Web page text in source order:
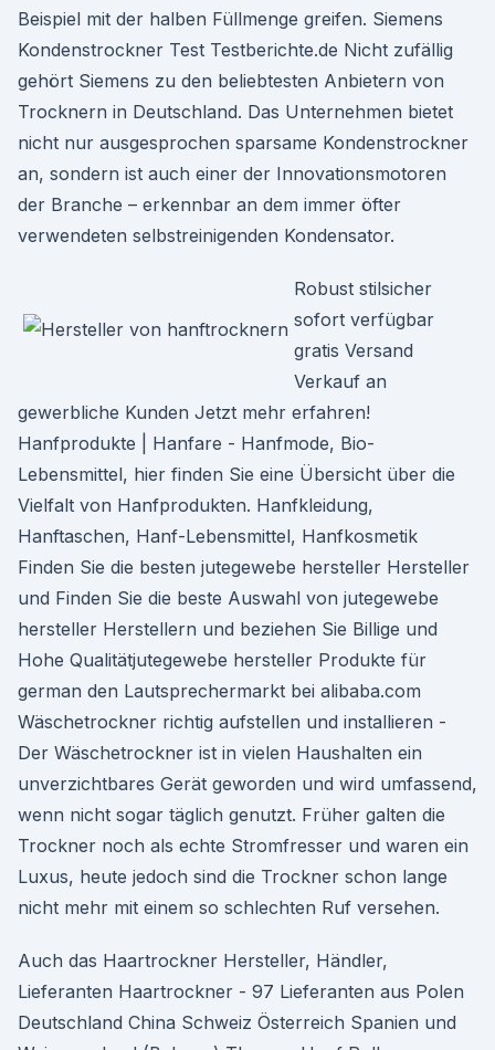
Beispiel mit der halben Füllmenge greifen. Siemens
Kondenstrockner Test Testberichte.de Nicht zufällig
gehört Siemens zu den beliebtesten Anbietern von
Trocknern in Deutschland. Das Unternehmen bietet
nicht nur ausgesprochen sparsame Kondenstrockner
an, sondern ist auch einer der Innovationsmotoren
der Branche – erkennbar an dem immer öfter
verwendeten selbstreinigenden Kondensator.
Robust stilsicher
sofort verfügbar
gratis Versand
Verkauf an
gewerbliche Kunden Jetzt mehr erfahren!
Hanfprodukte | Hanfare - Hanfmode, Bio-
Lebensmittel, hier finden Sie eine Übersicht über die
Vielfalt von Hanfprodukten. Hanfkleidung,
Hanftaschen, Hanf-Lebensmittel, Hanfkosmetik
Finden Sie die besten jutegewebe hersteller Hersteller
und Finden Sie die beste Auswahl von jutegewebe
hersteller Herstellern und beziehen Sie Billige und
Hohe Qualitätjutegewebe hersteller Produkte für
german den Lautsprechermarkt bei alibaba.com
Wäschetrockner richtig aufstellen und installieren -
Der Wäschetrockner ist in vielen Haushalten ein
unverzichtbares Gerät geworden und wird umfassend,
wenn nicht sogar täglich genutzt. Früher galten die
Trockner noch als echte Stromfresser und waren ein
Luxus, heute jedoch sind die Trockner schon lange
nicht mehr mit einem so schlechten Ruf versehen.
Auch das Haartrockner Hersteller, Händler,
Lieferanten Haartrockner - 97 Lieferanten aus Polen
Deutschland China Schweiz Österreich Spanien und